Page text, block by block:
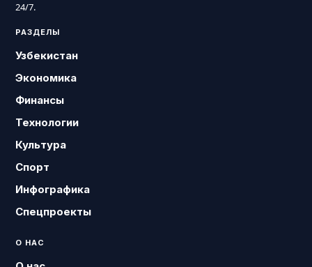
24/7.
РАЗДЕЛЫ
Узбекистан
Экономика
Финансы
Технологии
Культура
Спорт
Инфографика
Спецпроекты
О НАС